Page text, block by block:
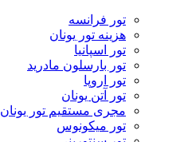
تور فرانسه
هزینه تور یونان
تور اسپانیا
تور بارسلون مادرید
تور اروپا
تور آتن یونان
مجری مستقیم تور یونان
تور میکونوس